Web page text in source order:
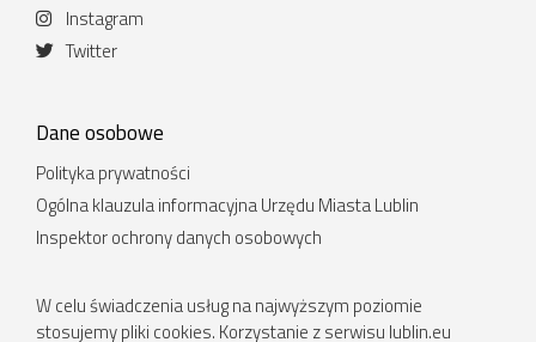
Instagram
Twitter
Dane osobowe
Polityka prywatności
Ogólna klauzula informacyjna Urzędu Miasta Lublin
Inspektor ochrony danych osobowych
W celu świadczenia usług na najwyższym poziomie
stosujemy pliki cookies. Korzystanie z serwisu lublin.eu